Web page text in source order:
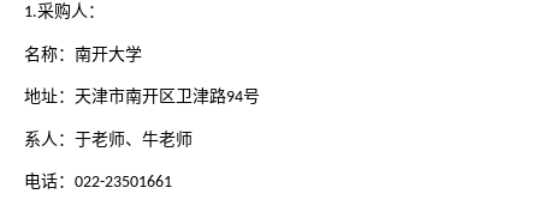
1.采购人：
名称：南开大学
地址：天津市南开区卫津路94号
系人：于老师、牛老师
电话： 022-23501661